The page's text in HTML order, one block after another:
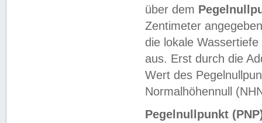
über dem
Zentimeter
die lokale
aus. Erst durch die
Wert des
Normalhöhennull
Pegelnullpunkt